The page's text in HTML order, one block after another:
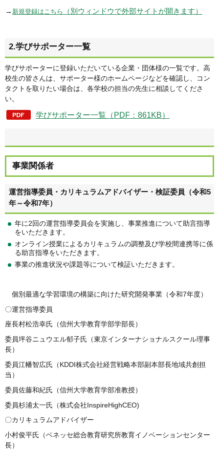
→ 新規登録はこちら （別ウィンドウで外部サイトが開きます）
2.学びサポーター一覧
学びサポーターに登録いただいている企業・団体様の一覧です。高
校生の皆さんは、サポーター様のホームページなどを確認し、コン
タクトを取りたい場合は、各学校の担当の先生に相談してくださ
い。
学びサポーター一覧（PDF：861KB）
事業関係者
運営指導委員・カリキュラムアドバイザー・検証委員（令和5
年～令和7年）
年に2回の運営指導委員会を実施し、事業推進について助言指導
をいただきます。
オンライン授業によるカリキュラムの調整及び学校間連携等に係
る助言指導をいただきます。
事業の推進状況や課題等について検証いただきます。
個別最適な学習環境の構築に向けた研究開発事業（令和7年度）
〇運営指導委員
座長村松浩幸氏（信州大学教育学部学部長）
委員坪谷ニュウエル郁子氏（東京インターナショナルスクール理事
長）
委員江幡智広氏（KDDI株式会社経営戦略本部副本部長地域共創担
当）
委員佐藤和紀氏（信州大学教育学部准教授）
委員杉浦太一氏（株式会社InspireHighCEO)
〇カリキュラムアドバイザー
小村俊平氏（ベネッセ総合教育研究所教育イノベーションセンター
長）